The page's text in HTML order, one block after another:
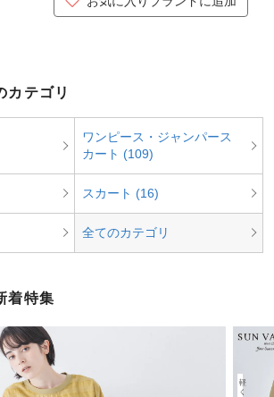
テゴリ
ワンピース・ジャンパース
カート (109)
スカート (16)
全てのカテゴリ
着特集